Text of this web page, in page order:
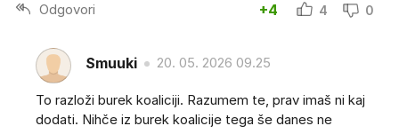
Odgovori +4 4 0
Smuuki 20. 05. 2026 09.25
To razloži burek koaliciji. Razumem te, prav imaš ni kaj
dodati. Nihče iz burek koalicije tega še danes ne